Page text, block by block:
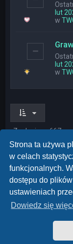
Strona ta używa
w celach
funkcjonalnych.
dostępu do
ustawieniach
Dowiedz się
lut
w
lut
w
Znaleziono 667
phpBB